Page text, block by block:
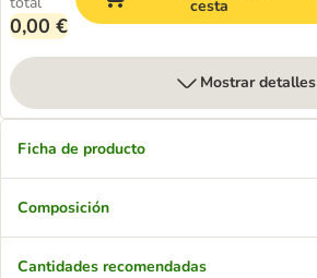
0,00 €
cesta
Mostrar detalles
Ficha de producto
Composición
Cantidades recomendadas